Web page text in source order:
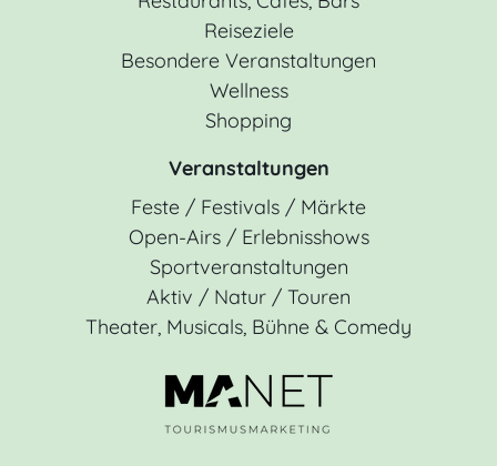
Reiseziele
Besondere Veranstaltungen
Wellness
Shopping
Veranstaltungen
Feste / Festivals / Märkte
Open-Airs / Erlebnisshows
Sportveranstaltungen
Aktiv / Natur / Touren
Theater, Musicals, Bühne & Comedy